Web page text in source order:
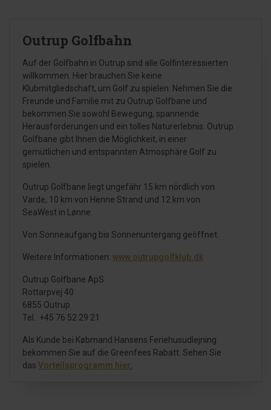
Outrup Golfbahn
Auf der Golfbahn in Outrup sind alle Golfinteressierten
willkommen. Hier brauchen Sie keine
Klubmitgliedschaft, um Golf zu spielen. Nehmen Sie die
Freunde und Familie mit zu Outrup Golfbane und
bekommen Sie sowohl Bewegung, spannende
Herausforderungen und ein tolles Naturerlebnis. Outrup
Golfbane gibt Ihnen die Möglichkeit, in einer
gemütlichen und entspannten Atmosphäre Golf zu
spielen.
Outrup Golfbane liegt ungefähr 15 km nördlich von
Varde, 10 km von Henne Strand und 12 km von
SeaWest in Lønne.
Von Sonneaufgang bis Sonnenuntergang geöffnet.
Weitere Informationen: www.outrupgolfklub.dk
Outrup Golfbane ApS
Rottarpvej 40
6855 Outrup
Tel.: +45 76 52 29 21
Als Kunde bei Købmand Hansens Feriehusudlejning
bekommen Sie auf die Greenfees Rabatt. Sehen Sie
das Vorteilsprogramm hier